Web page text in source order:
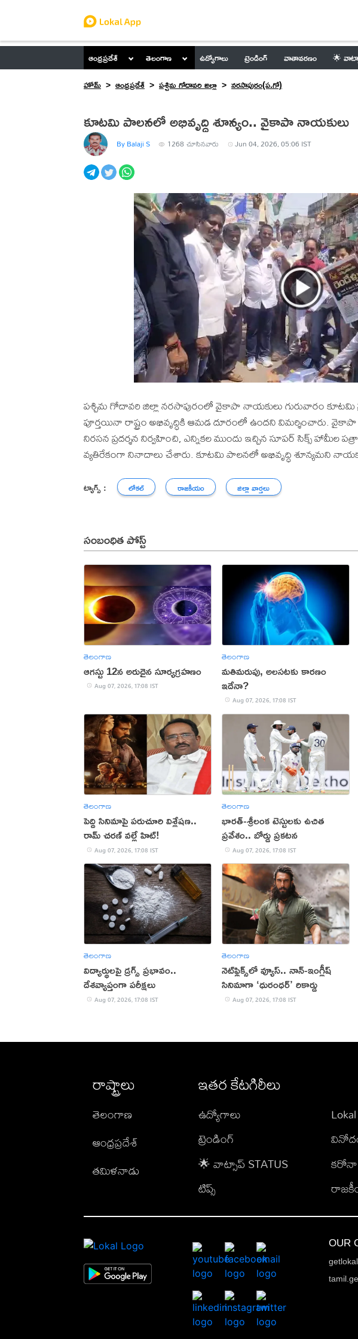
ఆంధ్రప్రదేశ్ తెలంగాణ ఉద్యోగాలు ట్రెండింగ్ వాతావరణం 🌟
హోమ్
ఆంధ్రప్రదేశ్ పశ్చిమ గోదావరి జిల్లా నరసాపురం(ప.గో)
కూటమి పాలనలో అభివృద్ధి శూన్యం.. వైకాపా నాయకులు
By Balaji S 1268 చూసినవారు Jun 04, 2026, 05:06 IST
పశ్చిమ గోదావరి జిల్లా నరసాపురంలో వైకాపా నాయకులు గురువారం కూటమి
పూర్తయినా రాష్ట్రం అభివృద్ధికి ఆమడ దూరంలో ఉందని విమర్శించారు.
నిరసన ప్రదర్శన నిర్వహించి, ఎన్నికల ముందు ఇచ్చిన సూపర్ సిక్స్ హామీల
వ్యతిరేకంగా నినాదాలు చేశారు. కూటమి పాలనలో అభివృద్ధి శూన్యమని
ట్యాగ్స్ : లోకల్ రాజకీయం జిల్లా వార్తలు
సంబంధిత పోస్ట్
తెలంగాణ
ఆగస్టు 12న అరుదైన సూర్యగ్రహణం
Aug 07, 2026, 17:08 IST
తెలంగాణ
మతిమరుపు, అలసటకు కారణం
ఇదేనా?
Aug 07, 2026, 17:08 IST
తెలంగాణ
పెద్ది సినిమాపై పరుచూరి విశ్లేషణ..
రామ్ చరణ్ వల్లే హిట్!
Aug 07, 2026, 17:08 IST
తెలంగాణ
భారత్-శ్రీలంక టెస్టులకు ఉచిత
ప్రవేశం.. బోర్డు ప్రకటన
Aug 07, 2026, 17:08 IST
తెలంగాణ
విద్యార్థులపై డ్రగ్స్ ప్రభావం..
దేశవ్యాప్తంగా పరీక్షలు
Aug 07, 2026, 17:08 IST
తెలంగాణ
నెట్‌ఫ్లిక్స్‌లో వ్యూస్.. నాన్-ఇంగ్లీష్
సినిమాగా ‘ధురంధర్’ రికార్డు
Aug 07, 2026, 17:08 IST
రాష్ట్రాలు
తెలంగాణ
ఆంధ్రప్రదేశ్
తమిళనాడు
ఇతర కేటగిరీలు
ఉద్యోగాలు
ట్రెండింగ్
🌟 వాట్సాప్ STATUS
టిప్స్
కరోనా
OUR